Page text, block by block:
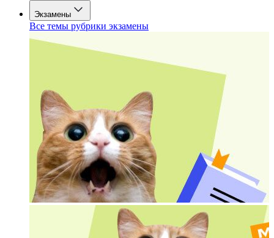
Экзамены
Все темы рубрики экзамены